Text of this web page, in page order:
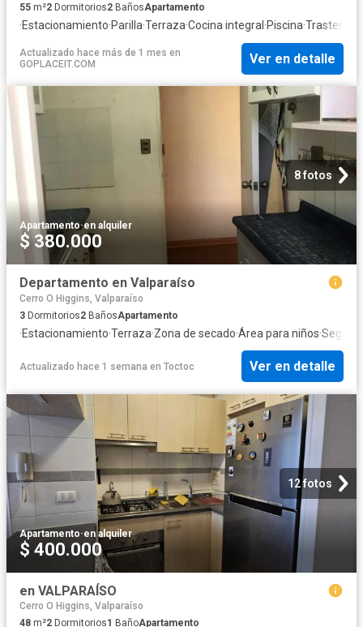
55 m²2 Dormitorios2 BañosApartamento
·Estacionamiento·Parilla·Terraza·Cocina integral ·Piscina·Trastero
Actualizado hace más de 1 mes en
GOPLACEIT.COM
Ver en detalle
8 fotos
Apartamento·en alquiler
$ 380.000
Departamento en Valparaíso
Cerro O Higgins, Valparaíso
3 Dormitorios2 BañosApartamento
·Estacionamiento·Terraza·Zona de secado·Área para niños·
Actualizado hace 1 semana en Toctoc Ver en detalle
12 fotos
Apartamento·en alquiler
$ 400.000
en VALPARAÍSO
Cerro O Higgins, Valparaíso
48 m²2 Dormitorios1 BañoApartamento